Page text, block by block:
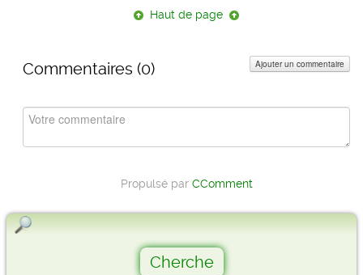
Haut de page
Commentaires (0) Ajouter un commentaire
Propulsé par CComment